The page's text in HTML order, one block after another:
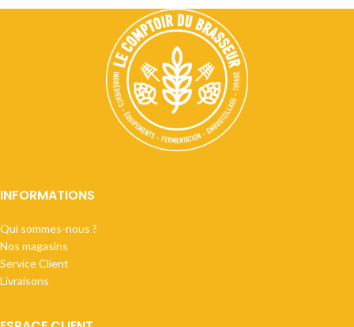
INFORMATIONS
Qui sommes-nous ?
Nos magasins
Service Client
Livraisons